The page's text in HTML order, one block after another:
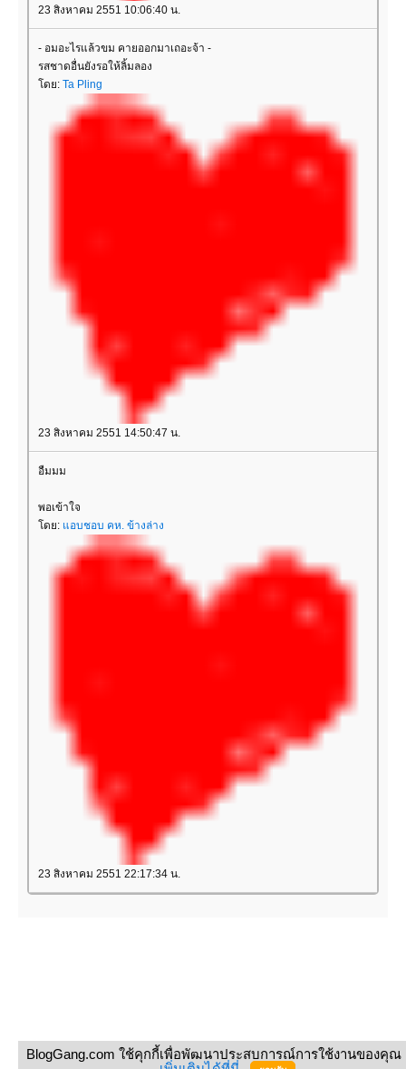
23 สิงหาคม 2551 10:06:40 น.
- อมอะไรแล้วขม คายออกมาเถอะจ้า -
รสชาดอื่นยังรอให้ลิ้มลอง
ดย: Ta Pling
23 สิงหาคม 2551 14:50:47 น.
อืมมม
พอเข้าใจ
ดย: อบชอบ คห. ข้างล่าง
23 สิงหาคม 2551 22:17:34 น.
BlogGang.com ใช้คุกกี้เพื่อพัฒนาประสบการณ์การใช้งานของคุณ